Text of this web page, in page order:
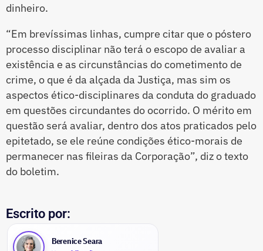
dinheiro.
“Em brevíssimas linhas, cumpre citar que o póstero
processo disciplinar não terá o escopo de avaliar a
existência e as circunstâncias do cometimento de
crime, o que é da alçada da Justiça, mas sim os
aspectos ético-disciplinares da conduta do graduado
em questões circundantes do ocorrido. O mérito em
questão será avaliar, dentro dos atos praticados pelo
epitetado, se ele reúne condições ético-morais de
permanecer nas fileiras da Corporação”, diz o texto
do boletim.
Escrito por:
Berenice Seara